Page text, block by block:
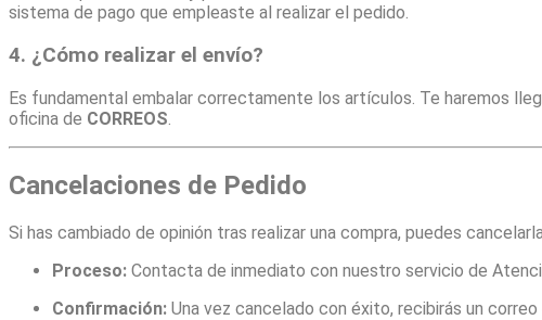
sistema de pago que empleaste al realizar el pedido.
4. ¿Cómo realizar el envío?
Es fundamental embalar correctamente los artículos. Te haremos
oficina de CORREOS
Cancelaciones de Pedido
Si has cambiado de opinión tras realizar una compra, puedes
Proceso: Contacta de inmediato con nuestro servicio de
Confirmación: Una vez cancelado con éxito, recibirás un